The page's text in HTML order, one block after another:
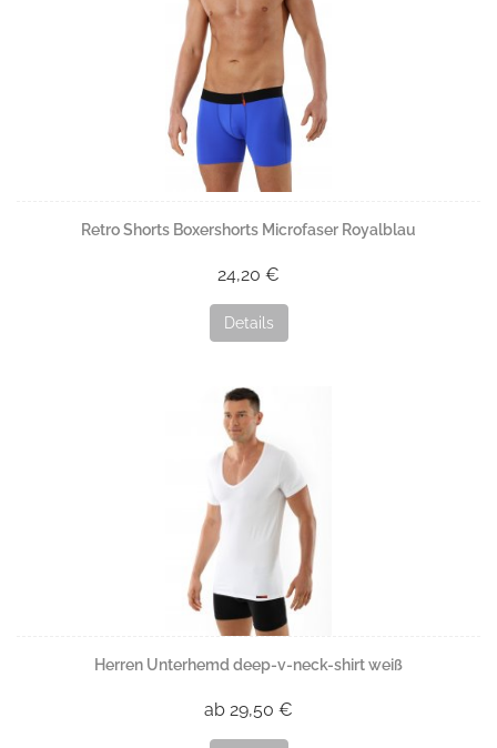
Retro Shorts Boxershorts Microfaser Royalblau
24,20 €
Details
Herren Unterhemd deep-v-neck-shirt weiß
ab 29,50 €